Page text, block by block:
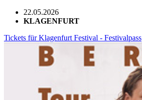
22.05.2026
KLAGENFURT
Tickets für Klagenfurt Festival - Festivalpass